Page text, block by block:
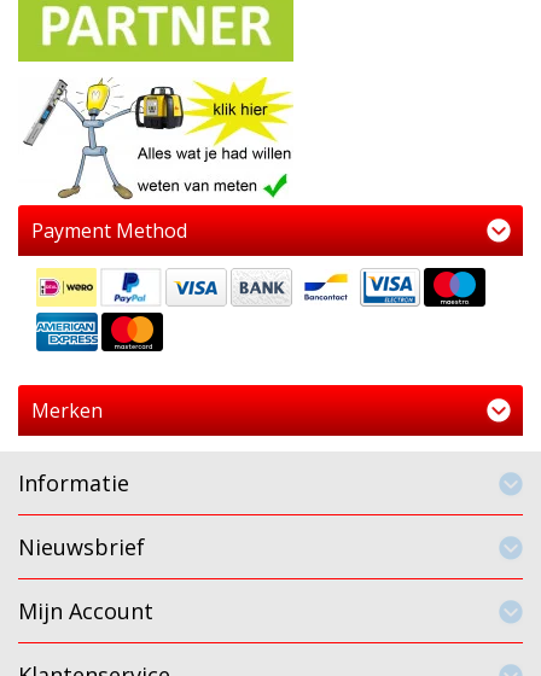
Payment Method
Merken
Informatie
Nieuwsbrief
Mijn Account